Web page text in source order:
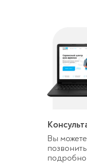
Вы можете